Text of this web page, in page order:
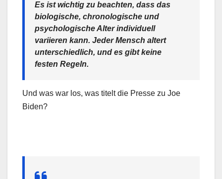
Es ist wichtig zu beachten, dass das
biologische, chronologische und
psychologische Alter individuell
variieren kann. Jeder Mensch altert
unterschiedlich, und es gibt keine
festen Regeln.
Und was war los, was titelt die Presse zu Joe
Biden?